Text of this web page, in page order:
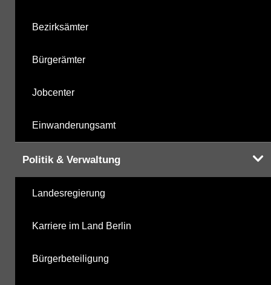
Bezirksämter
Bürgerämter
Jobcenter
Einwanderungsamt
Politik & Verwaltung
Landesregierung
Karriere im Land Berlin
Bürgerbeteiligung